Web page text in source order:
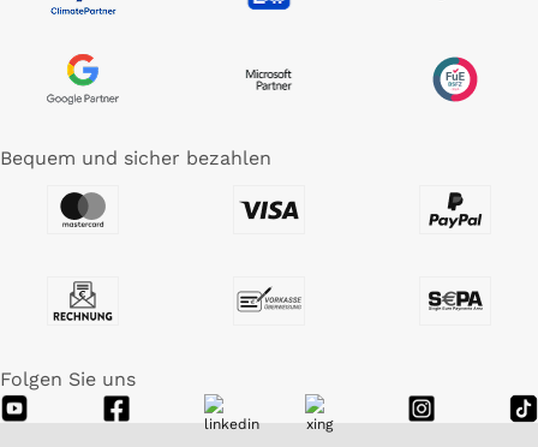
Bequem und sicher bezahlen
Folgen Sie uns